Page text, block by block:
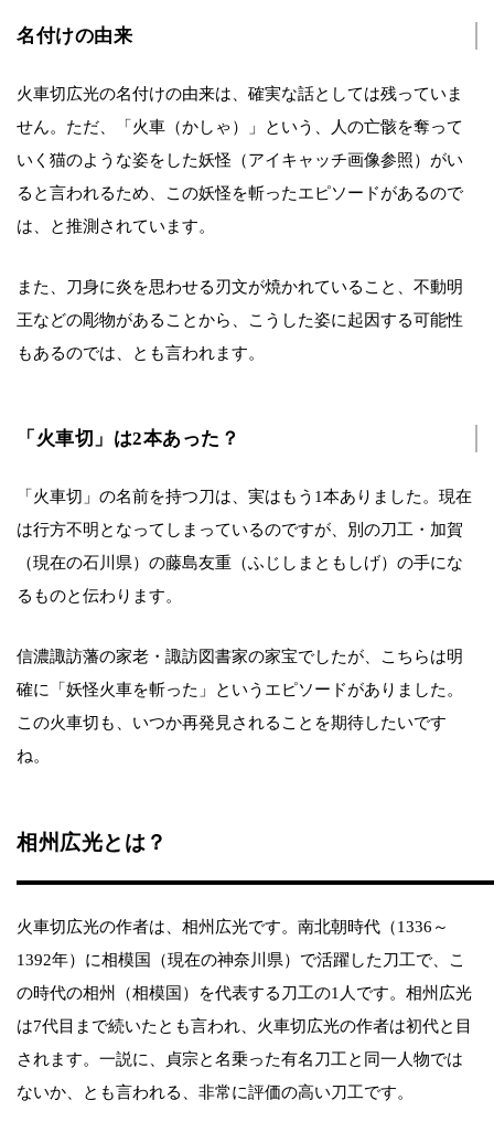
名付けの由来
火車切広光の名付けの由来は、確実な話としては残っていま
せん。ただ、「火車（かしゃ）」という、人の亡骸を奪って
いく猫のような姿をした妖怪（アイキャッチ画像参照）がい
ると言われるため、この妖怪を斬ったエピソードがあるので
は、と推測されています。
また、刀身に炎を思わせる刃文が焼かれていること、不動明
王などの彫物があることから、こうした姿に起因する可能性
もあるのでは、とも言われます。
「火車切」は2本あった？
「火車切」の名前を持つ刀は、実はもう1本ありました。現在
は行方不明となってしまっているのですが、別の刀工・加賀
（現在の石川県）の藤島友重（ふじしまともしげ）の手にな
るものと伝わります。
信濃諏訪藩の家老・諏訪図書家の家宝でしたが、こちらは明
確に「妖怪火車を斬った」というエピソードがありました。
この火車切も、いつか再発見されることを期待したいです
ね。
相州広光とは？
火車切広光の作者は、相州広光です。南北朝時代（1336～
1392年）に相模国（現在の神奈川県）で活躍した刀工で、こ
の時代の相州（相模国）を代表する刀工の1人です。相州広光
は7代目まで続いたとも言われ、火車切広光の作者は初代と目
されます。一説に、貞宗と名乗った有名刀工と同一人物では
ないか、とも言われる、非常に評価の高い刀工です。